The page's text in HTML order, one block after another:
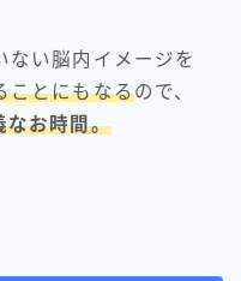
ない脳内イメージを
ことにもなるので、
なお時間。